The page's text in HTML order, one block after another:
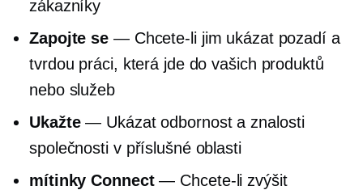
zákazníky
Zapojte se — Chcete-li jim ukázat pozadí a
tvrdou práci, která jde do vašich produktů
nebo služeb
Ukažte— Ukázat odbornost a znalosti
společnosti v příslušné oblasti
mítinky Connect— Chcete-li zvýšit